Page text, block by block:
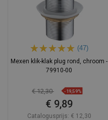
(47)
Mexen klik-klak plug rond, chroom -
79910-00
€ 12,30 -19,59%
€ 9,89
Catalogusprijs: € 12,30